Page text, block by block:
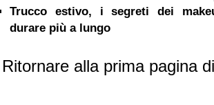
Trucco estivo, i segreti dei
durare più a lungo
Ritornare alla prima pagina di